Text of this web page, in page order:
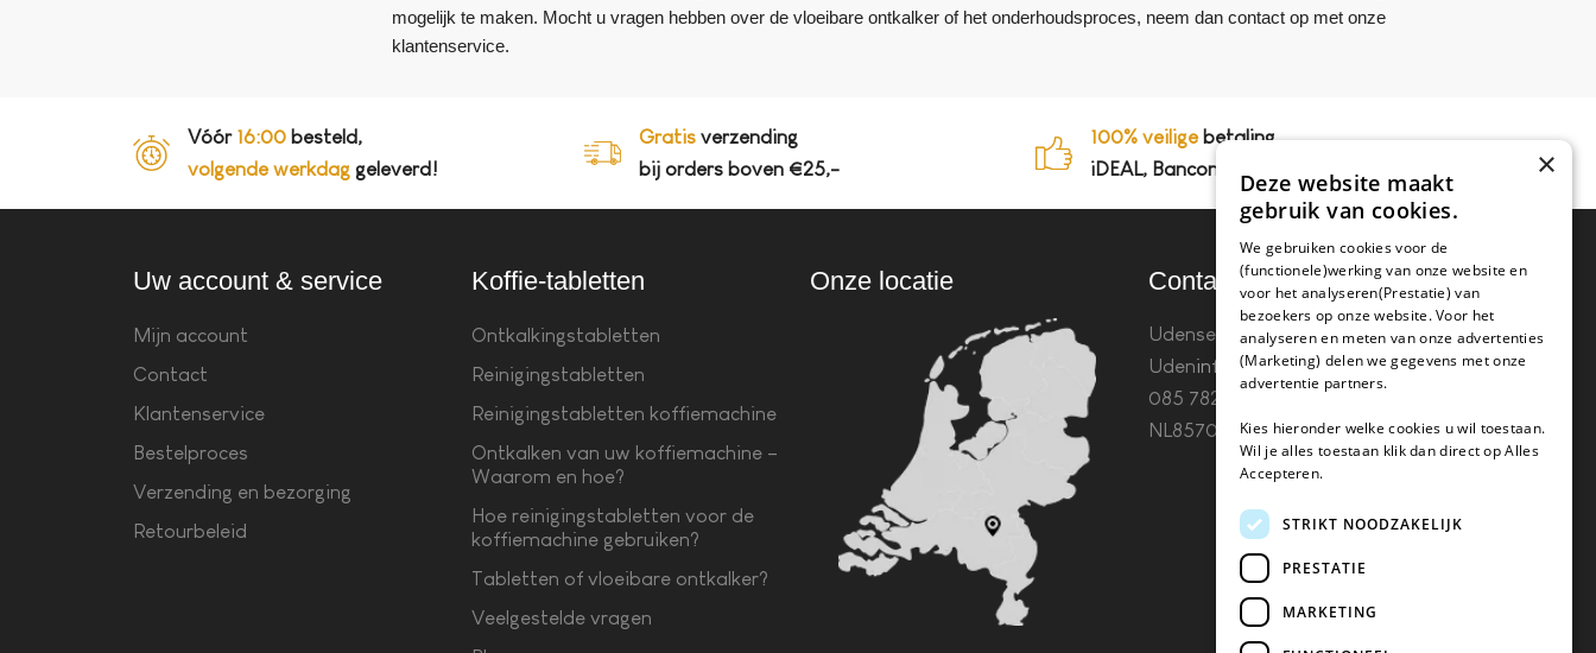
mogelijk te maken. Mocht u vragen hebben over de vloeibare ontkalker of het onderhoudsproces, neem dan contact op met onze
klantenservice.
Vóór 16:00 besteld,
volgende werkdag geleverd!
Gratis verzending
bij orders boven €25,-
100% veiligebetaling,
iDEAL, Bancontact en op rekening
Uw account & service
Mijn account
Contact
Klantenservice
Bestelproces
Verzending en bezorging
Retourbeleid
Koffie-tabletten
Ontkalkingstabletten
Reinigingstabletten
Reinigingstabletten koffiemachine
Ontkalken van uw koffiemachine –
Waarom en hoe?
Hoe reinigingstabletten voor de
koffiemachine gebruiken?
Tabletten of vloeibare ontkalker?
Veelgestelde vragen
Onze locatie Contact
Udenseweg 8B 5405 PA
Udeninfo(@)koffie-tabletten.nlTel.
085 782 5578KvK 67529623 Btw:
NL857053759B01
×
Deze website maakt
gebruik van cookies.
We gebruiken cookies voor de
(functionele)werking van onze website en
voor het analyseren(Prestatie) van
bezoekers op onze website. Voor het
analyseren en meten van onze advertenties
(Marketing) delen we gegevens met onze
advertentie partners.
Kies hieronder welke cookies u wil toestaan.
Wil je alles toestaan klik dan direct op Alles
Accepteren.
STRIKT NOODZAKELIJK
PRESTATIE
MARKETING